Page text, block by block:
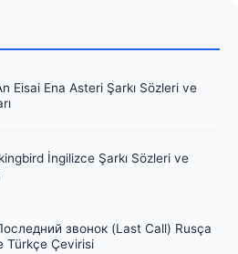
Eisai Ena Asteri Şarkı Sözleri ve
İngilizce Şarkı Sözleri ve
звонок (Last Call) Rusça
Türkçe Çevirisi